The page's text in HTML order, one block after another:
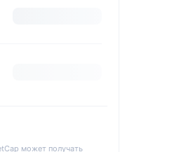
может получать